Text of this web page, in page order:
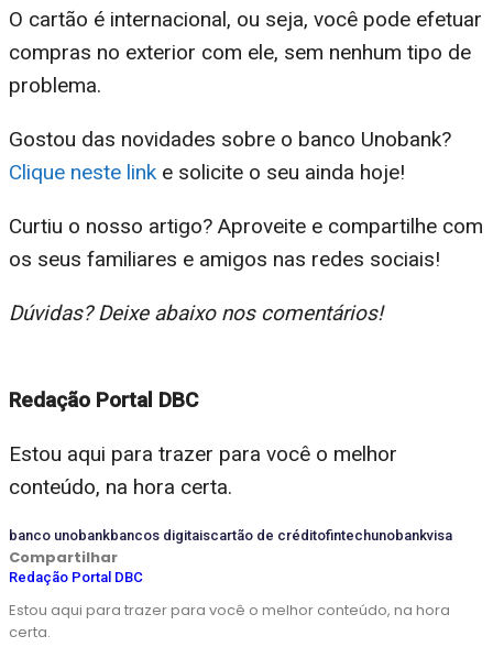
O cartão é internacional, ou seja, você pode efetuar
compras no exterior com ele, sem nenhum tipo de
problema.
Gostou das novidades sobre o banco Unobank?
Clique neste link e solicite o seu ainda hoje!
Curtiu o nosso artigo? Aproveite e compartilhe com
os seus familiares e amigos nas redes sociais!
Dúvidas? Deixe abaixo nos comentários!
Redação Portal DBC
Estou aqui para trazer para você o melhor
conteúdo, na hora certa.
banco unobankbancos digitaiscartão de créditofintechunobankvisa
Compartilhar
Redação Portal DBC
Estou aqui para trazer para você o melhor conteúdo, na hora
certa.